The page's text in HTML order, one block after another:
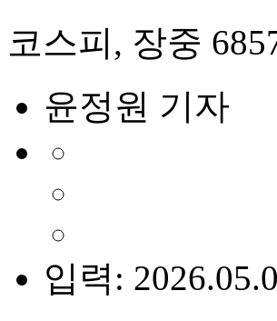
코스피, 장중
윤정원 기자
입력: